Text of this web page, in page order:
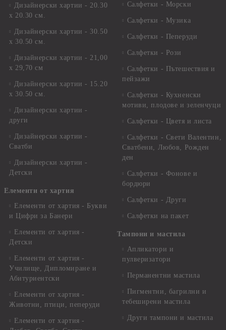
Дизайнерски хартии - 20.30
х 20.30 см.
Дизайнерски хартии - 30.50
х 30.50 см.
Дизайнерски хартии - 21,00
х 29,70 см
Дизайнерски хартии - 15.20
x 30.50 см.
Дизайнерски хартии -
други
Дизайнерски хартии -
Сватби
Дизайнерски хартии -
Детски
Елементи от хартия
Елементи от хартия - Букви
и Цифри за Банери
Елементи от хартия -
Детски
Елементи от хартия -
Училище, Дипломиране и
Абитуриентски
Елементи от хартия -
Животни, птици, пеперуди
Елементи от хартия -
Салфетки - Морски
Салфетки - Музика
Салфетки - Пеперуди
Салфетки - Рози
Салфетки - Пътешествия и
пейзажи
Салфетки - Кухненски
мотиви, плодове и зеленчуци
Салфетки - Цветя и листа
Салфетки - Свети Валентин,
Сватбени, Любов, Рожден
ден
Салфетки - Фонове и
бордюри
Салфетки - Други
Салфетки на пакет
Тампони и мастила
Апликатори и
пулверизатори
Перманентни мастила
Пигментни, багрилни и
тебеширени мастила
Други тампони и мастила